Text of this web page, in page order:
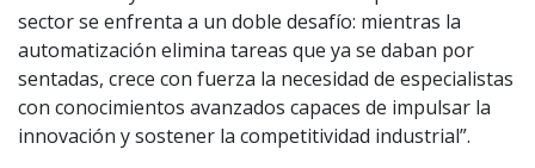
sector se enfrenta a un doble desafío: mientras la
automatización elimina tareas que ya se daban por
sentadas, crece con fuerza la necesidad de especialistas
con conocimientos avanzados capaces de impulsar la
innovación y sostener la competitividad industrial”.